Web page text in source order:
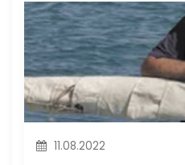
11.08.2022